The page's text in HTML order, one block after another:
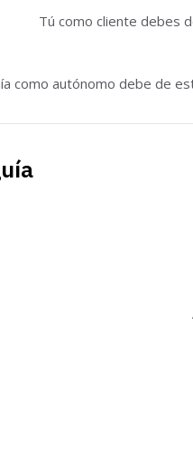
Tú como cliente debes
como autónomo debe de